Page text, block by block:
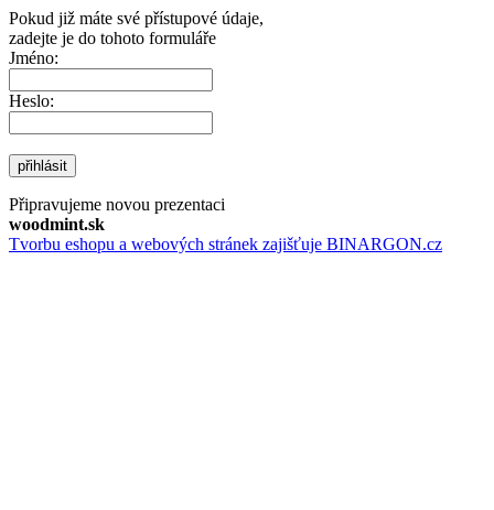
Pokud již máte své přístupové údaje,
zadejte je do tohoto formuláře
Jméno:
Heslo:
přihlásit
Připravujeme novou prezentaci
woodmint.sk
Tvorbu eshopu a webových stránek zajišťuje BINARGON.cz